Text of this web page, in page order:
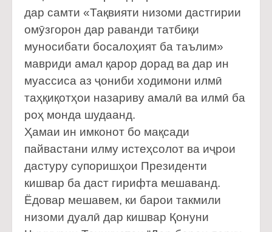
дар самти «Тақвияти низоми дастгирии
омӯзгорон дар раванди татбиқи
муносибати босалоҳият ба таълим»
мавриди амал қарор дорад ва дар ин
муассиса аз ҷониби ходимони илмӣ
таҳқиқотҳои назариву амалӣ ва илмӣ ба
роҳ монда шудаанд.
Ҳамаи ин имконот бо мақсади
пайвастани илму истеҳсолот ва иҷрои
дастуру супоришҳои Президенти
кишвар ба даст гирифта мешаванд.
Ёдовар мешавем, ки барои такмили
низоми дуалӣ дар кишвар Қонуни